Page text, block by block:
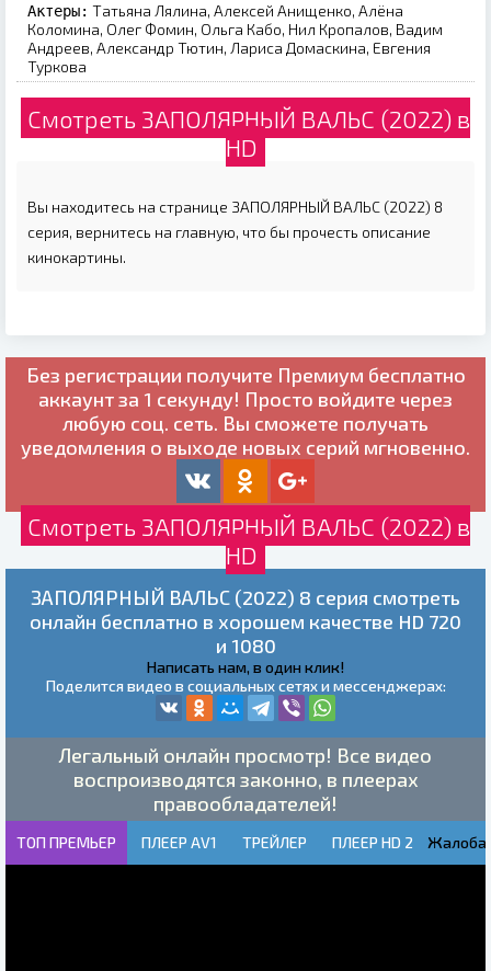
Актеры: Татьяна Лялина, Алексей Анищенко, Алёна
Коломина, Олег Фомин, Ольга Кабо, Нил Кропалов, Вадим
Андреев, Александр Тютин, Лариса Домаскина, Евгения
Туркова
Смотреть ЗАПОЛЯРНЫЙ ВАЛЬС (2022) в
HD
Вы находитесь на странице ЗАПОЛЯРНЫЙ ВАЛЬС (2022) 8
серия, вернитесь на главную, что бы прочесть описание
кинокартины.
Без регистрации получите Премиум бесплатно
аккаунт за 1 секунду! Просто войдите через
любую соц. сеть. Вы сможете получать
уведомления о выходе новых серий мгновенно.
Смотреть ЗАПОЛЯРНЫЙ ВАЛЬС (2022) в
HD
ЗАПОЛЯРНЫЙ ВАЛЬС (2022) 8 серия смотреть
онлайн бесплатно в хорошем качестве HD 720
и 1080
Написать нам, в один клик!
Поделится видео в социальных сетях и мессенджерах:
Легальный онлайн просмотр! Все видео
воспроизводятся законно, в плеерах
правообладателей!
ТОП ПРЕМЬЕР ПЛЕЕР AV1 ТРЕЙЛЕР ПЛЕЕР HD 2 Жалоба!